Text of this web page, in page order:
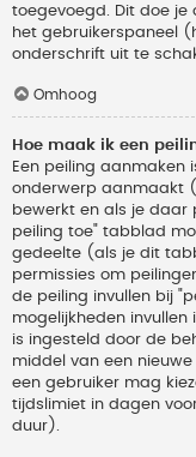
toegevoegd. Dit doe je
het gebruikerspaneel
onderschrift uit te
Omhoog
Hoe maak ik een
Een peiling aanmaken
onderwerp aanmaakt
bewerkt en als je daar
peiling toe" tabblad
gedeelte (als je dit
permissies om
de peiling invullen bij
mogelijkheden
is ingesteld door de
middel van een
een gebruiker mag
tijdslimiet in dagen
duur).